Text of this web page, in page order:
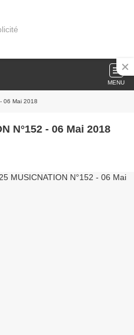
MENU
06 Mai 2018
N°152 - 06 Mai 2018